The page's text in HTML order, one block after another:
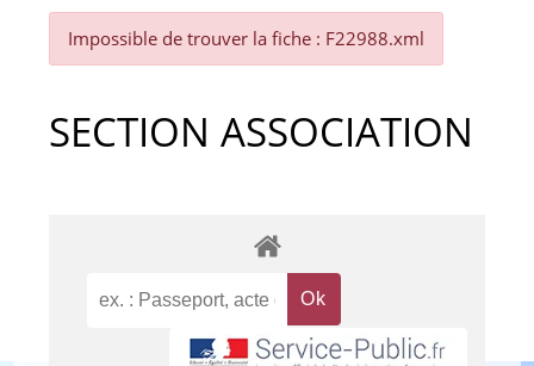
Impossible de trouver la fiche : F22988.xml
SECTION ASSOCIATION